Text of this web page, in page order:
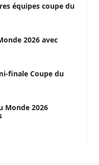
équipes coupe du
2026 avec
finale Coupe du
Monde 2026